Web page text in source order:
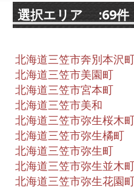
選択エリア :69件
北海道三笠市奔別本沢
北海道三笠市美園町
北海道三笠市宮本町
北海道三笠市美和
北海道三笠市弥生桜木
北海道三笠市弥生橘町
北海道三笠市弥生町
北海道三笠市弥生並木
北海道三笠市弥生花園